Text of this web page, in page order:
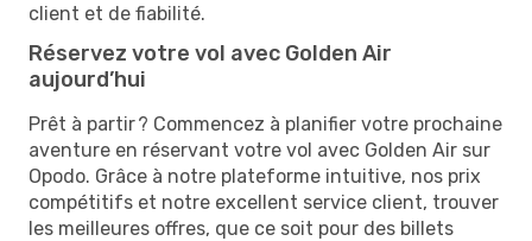
client et de fiabilité.
Réservez votre vol avec Golden Air
aujourd’hui
Prêt à partir ? Commencez à planifier votre prochaine
aventure en réservant votre vol avec Golden Air sur
Opodo. Grâce à notre plateforme intuitive, nos prix
compétitifs et notre excellent service client, trouver
les meilleures offres, que ce soit pour des billets